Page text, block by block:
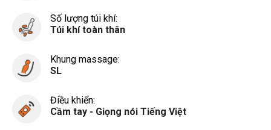
Số lượng túi khí:
Túi khí toàn thân
Khung massage:
SL
Điều khiển:
Cầm tay - Giọng nói Tiếng Việt